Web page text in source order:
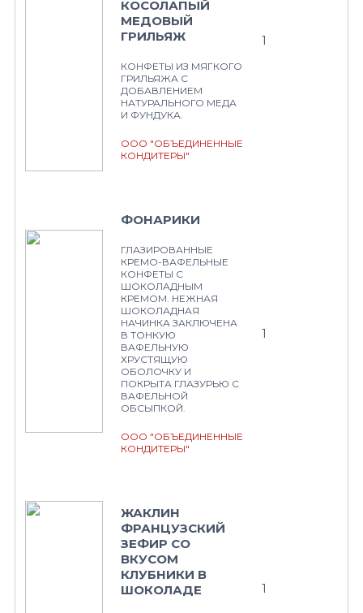
КОСОЛАПЫЙ
МЕДОВЫЙ
ГРИЛЬЯЖ
КОНФЕТЫ ИЗ МЯГКОГО
ГРИЛЬЯЖА С
ДОБАВЛЕНИЕМ
НАТУРАЛЬНОГО МЕДА
И ФУНДУКА.
ООО "ОБЪЕДИНЕННЫЕ
КОНДИТЕРЫ"
1
ФОНАРИКИ
ГЛАЗИРОВАННЫЕ
КРЕМО-ВАФЕЛЬНЫЕ
КОНФЕТЫ С
ШОКОЛАДНЫМ
КРЕМОМ. НЕЖНАЯ
ШОКОЛАДНАЯ
НАЧИНКА ЗАКЛЮЧЕНА
В ТОНКУЮ
ВАФЕЛЬНУЮ
ХРУСТЯЩУЮ
ОБОЛОЧКУ И
ПОКРЫТА ГЛАЗУРЬЮ С
ВАФЕЛЬНОЙ
ОБСЫПКОЙ.
ООО "ОБЪЕДИНЕННЫЕ
КОНДИТЕРЫ"
1
ЖАКЛИН
ФРАНЦУЗСКИЙ
ЗЕФИР СО
ВКУСОМ
КЛУБНИКИ В
ШОКОЛАДЕ
1